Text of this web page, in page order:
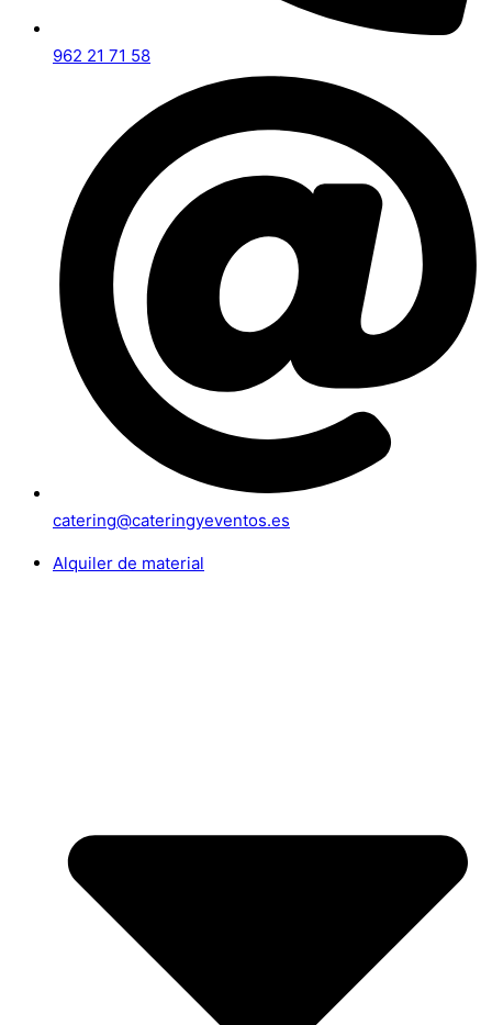
962 21 71 58
catering@cateringyeventos.es
Alquiler de material